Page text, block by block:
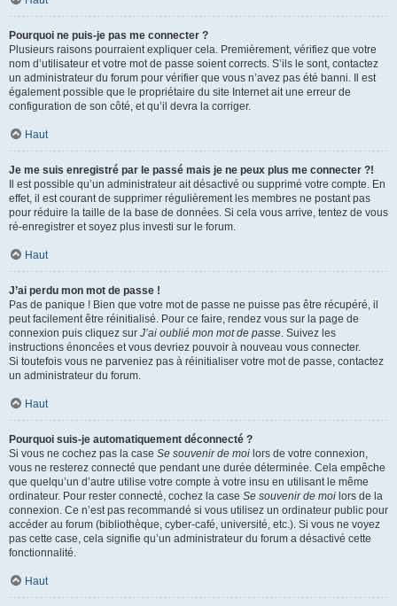
Pourquoi ne puis-je pas me connecter ?
Plusieurs raisons pourraient expliquer cela. Premièrement, vérifiez que votre
nom d’utilisateur et votre mot de passe soient corrects. S’ils le sont, contactez
un administrateur du forum pour vérifier que vous n’avez pas été banni. Il est
également possible que le propriétaire du site Internet ait une erreur de
configuration de son côté, et qu’il devra la corriger.
Haut
Je me suis enregistré par le passé mais je ne peux plus me connecter ?!
Il est possible qu’un administrateur ait désactivé ou supprimé votre compte. En
effet, il est courant de supprimer régulièrement les membres ne postant pas
pour réduire la taille de la base de données. Si cela vous arrive, tentez de vous
ré-enregistrer et soyez plus investi sur le forum.
Haut
J’ai perdu mon mot de passe !
Pas de panique ! Bien que votre mot de passe ne puisse pas être récupéré, il
peut facilement être réinitialisé. Pour ce faire, rendez vous sur la page de
connexion puis cliquez sur J’ai oublié mon mot de passe. Suivez les
instructions énoncées et vous devriez pouvoir à nouveau vous connecter.
Si toutefois vous ne parveniez pas à réinitialiser votre mot de passe, contactez
un administrateur du forum.
Haut
Pourquoi suis-je automatiquement déconnecté ?
Si vous ne cochez pas la case Se souvenir de moi lors de votre connexion,
vous ne resterez connecté que pendant une durée déterminée. Cela empêche
que quelqu’un d’autre utilise votre compte à votre insu en utilisant le même
ordinateur. Pour rester connecté, cochez la case Se souvenir de moi lors de la
connexion. Ce n’est pas recommandé si vous utilisez un ordinateur public pour
accéder au forum (bibliothèque, cyber-café, université, etc.). Si vous ne voyez
pas cette case, cela signifie qu’un administrateur du forum a désactivé cette
fonctionnalité.
Haut